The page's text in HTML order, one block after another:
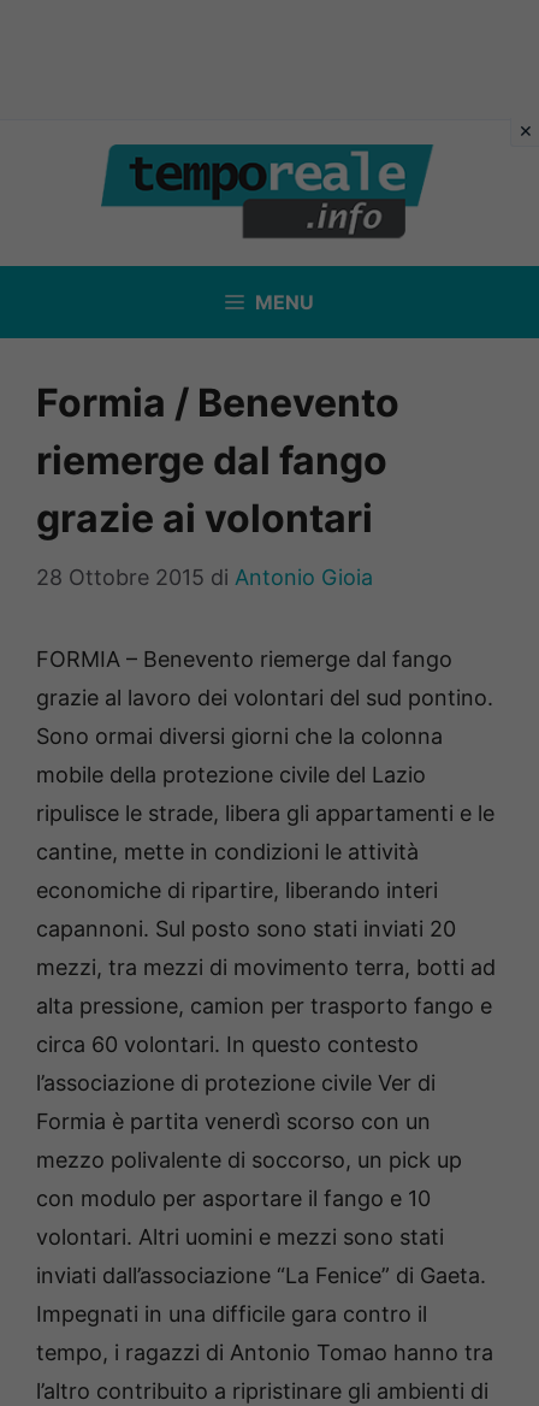
contenuto
MENU
Formia / Benevento
riemerge dal fango
grazie ai volontari
28 Ottobre 2015 di Antonio Gioia
FORMIA – Benevento riemerge dal fango
grazie al lavoro dei volontari del sud pontino.
Sono ormai diversi giorni che la colonna
mobile della protezione civile del Lazio
ripulisce le strade, libera gli appartamenti e le
cantine, mette in condizioni le attività
economiche di ripartire, liberando interi
capannoni. Sul posto sono stati inviati 20
mezzi, tra mezzi di movimento terra, botti ad
alta pressione, camion per trasporto fango e
circa 60 volontari. In questo contesto
l’associazione di protezione civile Ver di
Formia è partita venerdì scorso con un
mezzo polivalente di soccorso, un pick up
con modulo per asportare il fango e 10
volontari. Altri uomini e mezzi sono stati
inviati dall’associazione “La Fenice” di Gaeta.
Impegnati in una difficile gara contro il
tempo, i ragazzi di Antonio Tomao hanno tra
l’altro contribuito a ripristinare gli ambienti di